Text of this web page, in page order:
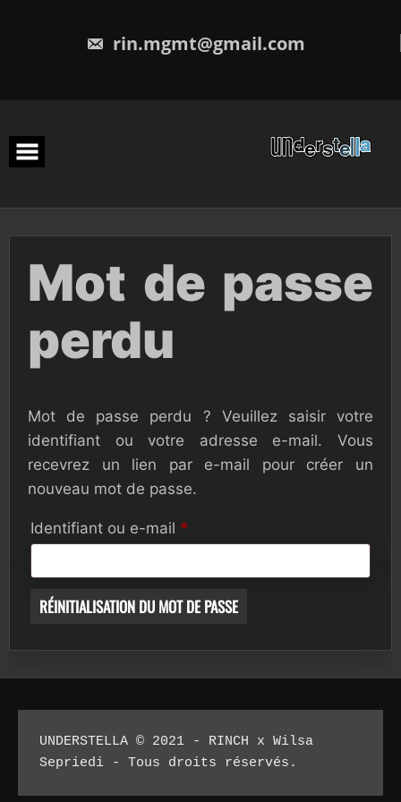
rin.mgmt@gmail.com
Mot de passe
perdu
Mot de passe perdu ? Veuillez saisir votre
identifiant ou votre adresse e-mail. Vous
recevrez un lien par e-mail pour créer un
nouveau mot de passe.
Identifiant ou e-mail *
RÉINITIALISATION DU MOT DE PASSE
UNDERSTELLA © 2021 - RINCH x Wilsa
Sepriedi - Tous droits réservés.